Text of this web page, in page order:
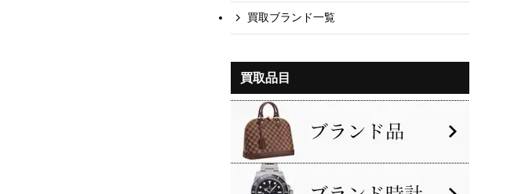
買取ブランド一覧
買取品目